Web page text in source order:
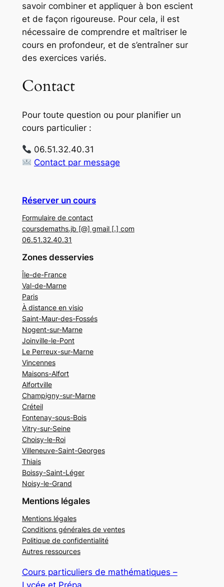
savoir combiner et appliquer à bon escient
et de façon rigoureuse. Pour cela, il est
nécessaire de comprendre et maîtriser le
cours en profondeur, et de s’entraîner sur
des exercices variés.
Contact
Pour toute question ou pour planifier un
cours particulier :
06.51.32.40.31
Contact par message
Réserver un cours
Formulaire de contact
coursdemaths.jb [@] gmail [.] com
06.51.32.40.31
Zones desservies
Île-de-France
Val-de-Marne
Paris
À distance en visio
Saint-Maur-des-Fossés
Nogent-sur-Marne
Joinville-le-Pont
Le Perreux-sur-Marne
Vincennes
Maisons-Alfort
Alfortville
Champigny-sur-Marne
Créteil
Fontenay-sous-Bois
Vitry-sur-Seine
Choisy-le-Roi
Villeneuve-Saint-Georges
Thiais
Boissy-Saint-Léger
Noisy-le-Grand
Mentions légales
Mentions légales
Conditions générales de ventes
Politique de confidentialité
Autres ressources
Cours particuliers de mathématiques –
Lycée et Prépa